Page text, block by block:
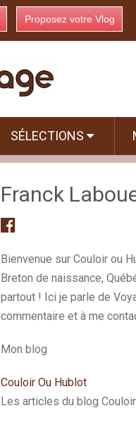
Proposez votre Vlog
SÉLECTIONS
Franck
Bienvenue sur Couloir ou
Breton de naissance,
partout ! Ici je parle de
commentaire et à me
Mon blog
Couloir Ou Hublot
Les articles du blog